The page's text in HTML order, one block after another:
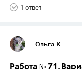
1 ответ
Ольга К
Работа № 71.